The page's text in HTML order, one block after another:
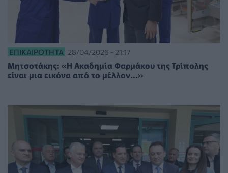
ΕΠΙΚΑΙΡΌΤΗΤΑ 28/04/2026 - 21:17
Μητσοτάκης: «Η Ακαδημία Φαρμάκου της Τρίπολης
είναι μια εικόνα από το μέλλον...»